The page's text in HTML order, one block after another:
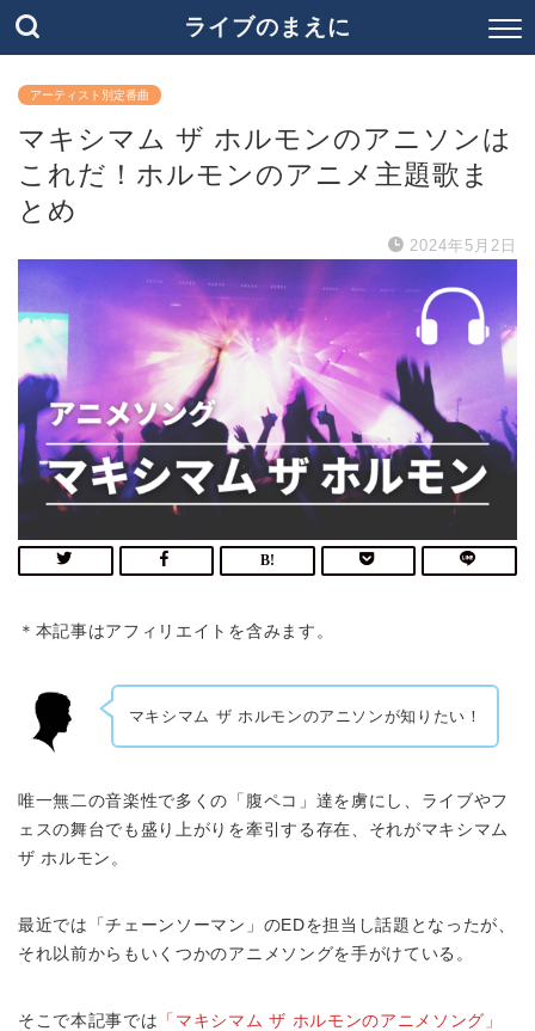
ライブのまえに
アーティスト別定番曲
マキシマム ザ ホルモンのアニソンは
これだ！ホルモンのアニメ主題歌ま
とめ
2024年5月2日
＊本記事はアフィリエイトを含みます。
マキシマム ザ ホルモンのアニソンが知りたい！
唯一無二の音楽性で多くの「腹ペコ」達を虜にし、ライブやフ
ェスの舞台でも盛り上がりを牽引する存在、それがマキシマム
ザ ホルモン。
最近では「チェーンソーマン」のEDを担当し話題となったが、
それ以前からもいくつかのアニメソングを手がけている。
そこで本記事では 「マキシマム ザ ホルモンのアニメソング」